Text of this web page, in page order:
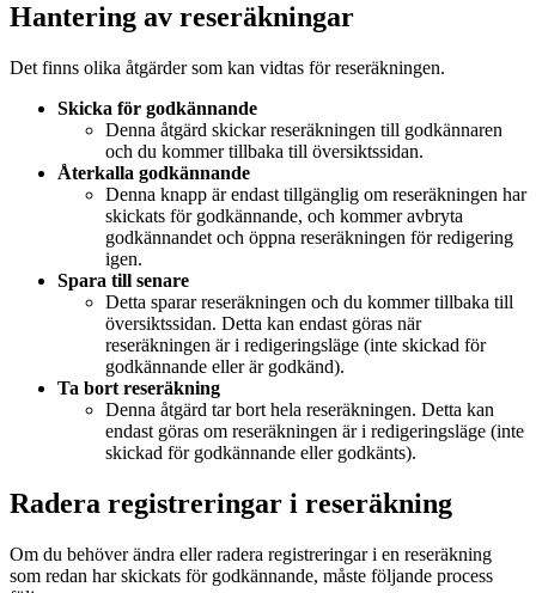
Hantering av reseräkningar
Det finns olika åtgärder som kan vidtas för reseräkningen.
Skicka för godkännande
Denna åtgärd skickar reseräkningen till godkännaren
och du kommer tillbaka till översiktssidan.
Återkalla godkännande
Denna knapp är endast tillgänglig om reseräkningen har
skickats för godkännande, och kommer avbryta
godkännandet och öppna reseräkningen för redigering
igen.
Spara till senare
Detta sparar reseräkningen och du kommer tillbaka till
översiktssidan. Detta kan endast göras när
reseräkningen är i redigeringsläge (inte skickad för
godkännande eller är godkänd).
Ta bort reseräkning
Denna åtgärd tar bort hela reseräkningen. Detta kan
endast göras om reseräkningen är i redigeringsläge (inte
skickad för godkännande eller godkänts).
Radera registreringar i reseräkning
Om du behöver ändra eller radera registreringar i en reseräkning
som redan har skickats för godkännande, måste följande process